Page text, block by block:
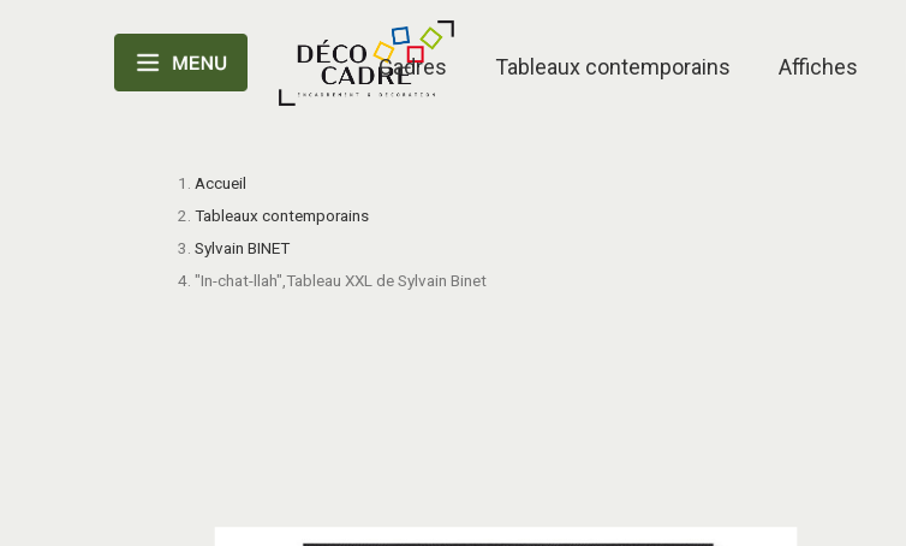
Cadres Tableaux contemporains Affiches
Accueil
Tableaux contemporains
Sylvain BINET
"In-chat-llah",Tableau XXL de Sylvain Binet